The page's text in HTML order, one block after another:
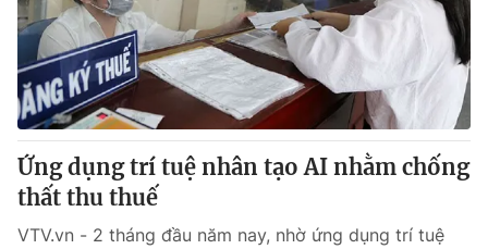
VTV Sức khoẻ Bất động sản
Thị trường 24h Tấm lòng Việt
VTV4 Vươn mình bằng AI
Ứng dụng trí tuệ nhân tạo AI nhằm chống
thất thu thuế
VTV.vn - 2 tháng đầu năm nay, nhờ ứng dụng trí tuệ